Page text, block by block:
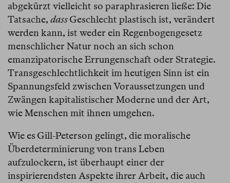
abgekürzt vielleicht so paraphrasieren ließe: Die
Tatsache, dassGeschlecht plastisch ist, verändert
werden kann, ist weder ein Regenbogengesetz
menschlicher Natur noch an sich schon
emanzipatorische Errungenschaft oder Strategie.
Transgeschlechtlichkeit im heutigen Sinn ist ein
Spannungsfeld zwischen Voraussetzungen und
Zwängen kapitalistischer Moderne und der Art,
wie Menschen mit ihnen umgehen.
Wie es Gill-Peterson gelingt, die moralische
Überdeterminierung von trans Leben
aufzulockern, ist überhaupt einer der
inspirierendsten Aspekte ihrer Arbeit, die auch